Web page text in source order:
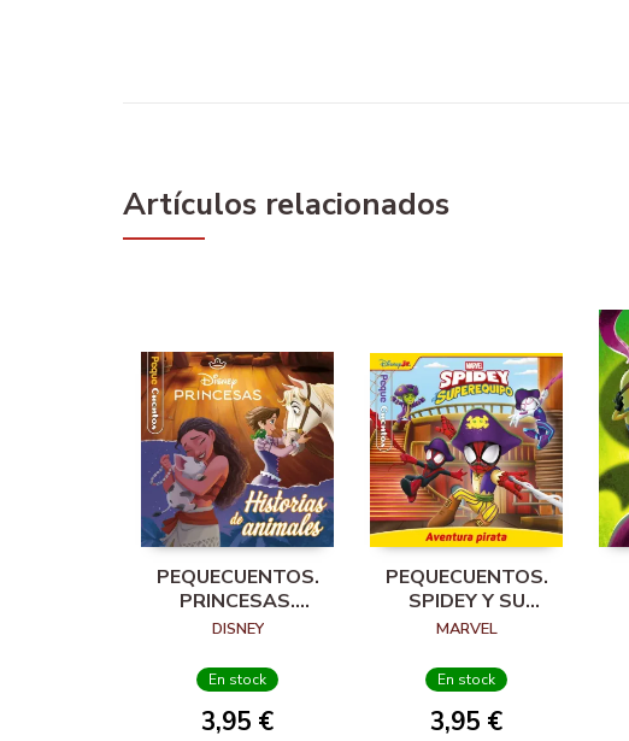
Artículos relacionados
PEQUECUENTOS.
PRINCESAS.
HISTORIAS DE
DISNEY
En stock
3,95 €
PEQUECUENTOS.
SPIDEY Y SU
SUPEREQUIPO.
PIRATA
MARVEL
En stock
3,95 €